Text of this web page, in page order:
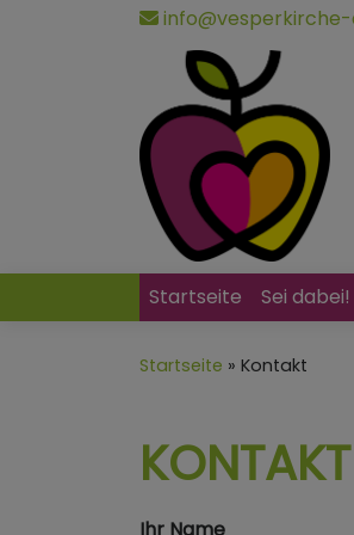
Startseite Sei dabei!
Startseite Kontakt
KONTAKT